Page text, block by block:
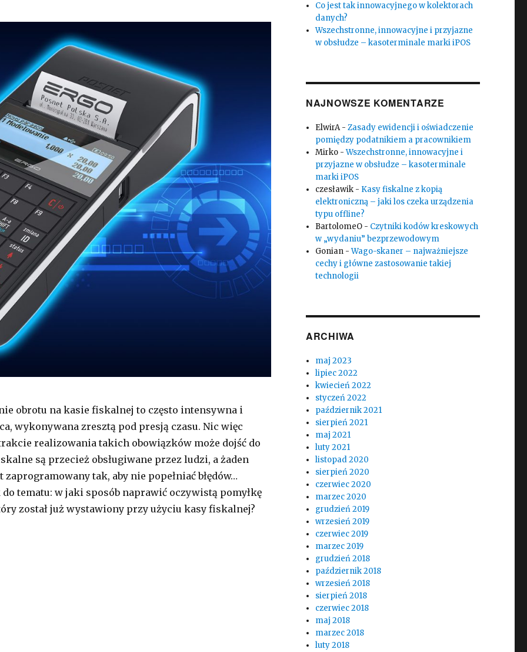
obrotu na kasie fiskalnej to często intensywna i
wykonywana zresztą pod presją czasu. Nic więc
realizowania takich obowiązków może dojść do
są przecież obsługiwane przez ludzi, a żaden
zaprogramowany tak, aby nie popełniać błędów…
do tematu: w jaki sposób naprawić oczywistą pomyłkę
został już wystawiony przy użyciu kasy fiskalnej?
Co jest tak innowacyjnego w kolektorach
danych?
Wszechstronne, innowacyjne i przyjazne
w obsłudze – kasoterminale marki iPOS
NAJNOWSZE KOMENTARZE
ElwirA-Zasady ewidencji i oświadczenie
pomiędzy podatnikiem a pracownikiem
Mirko -Wszechstronne, innowacyjne i
przyjazne w obsłudze – kasoterminale
marki iPOS
czesławik - Kasy fiskalne z kopią
elektroniczną – jaki los czeka urządzenia
typu offline?
BartolomeO - Czytniki kodów kreskowych
w „wydaniu” bezprzewodowym
Gonian -Wago-skaner – najważniejsze
cechy i główne zastosowanie takiej
technologii
ARCHIWA
maj 2023
lipiec 2022
kwiecień 2022
styczeń 2022
październik 2021
sierpień 2021
maj 2021
luty 2021
listopad 2020
sierpień 2020
czerwiec 2020
marzec 2020
grudzień 2019
wrzesień 2019
czerwiec 2019
marzec 2019
grudzień 2018
październik 2018
wrzesień 2018
sierpień 2018
czerwiec 2018
maj 2018
marzec 2018
luty 2018